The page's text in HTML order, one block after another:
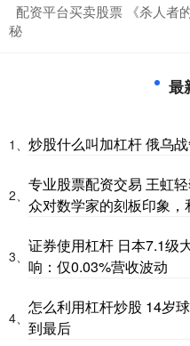
配资平台买卖股票 《杀人者
秘
最
1、 炒股什么叫加杠杆 俄乌
2、
专业股票配资交易 王虹
众对数学家的刻板印象，
3、
证券使用杠杆 日本7.1级
响：仅0.03%营收波动
4、
怎么利用杠杆炒股 14岁
到最后